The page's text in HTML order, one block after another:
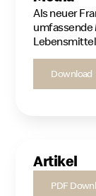
Als neuer
umfassende
Download
Artikel
PDF